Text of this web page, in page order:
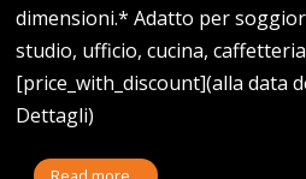
dimensioni.* Adatto per
studio, ufficio, cucina,
[price_with_discount](alla data
Dettagli)